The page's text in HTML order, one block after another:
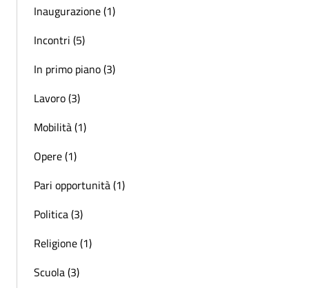
Inaugurazione (1)
Incontri (5)
In primo piano (3)
Lavoro (3)
Mobilità (1)
Opere (1)
Pari opportunità (1)
Politica (3)
Religione (1)
Scuola (3)